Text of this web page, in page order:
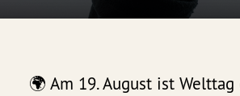
🌍 Am 19. August ist Welttag